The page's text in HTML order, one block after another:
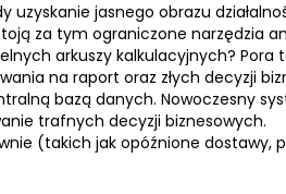
uzyskanie jasnego obrazu
za tym ograniczone narzędzia
arkuszy kalkulacyjnych? Pora
na raport oraz złych decyzji
bazą danych. Nowoczesny
trafnych decyzji biznesowych.
(takich jak opóźnione dostawy,